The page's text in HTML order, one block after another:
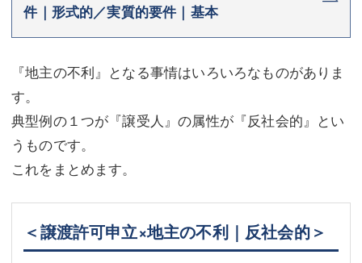
マスコミ取材・実績
埼玉事務所 (さいたま市)
川口事務所（埼玉県川口市）
アクセス
川口事務所（埼玉県川口市）
件｜形式的／実質的要件｜基本
『地主の不利』となる事情はいろいろなものがありま
す。
典型例の１つが『譲受人』の属性が『反社会的』とい
うものです。
これをまとめます。
＜譲渡許可申立×地主の不利｜反社会的＞